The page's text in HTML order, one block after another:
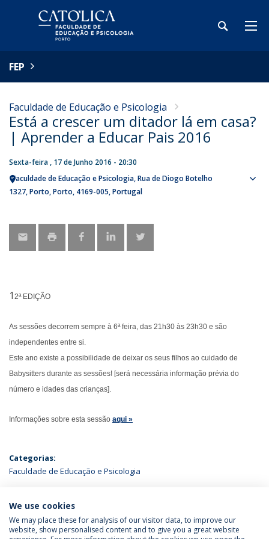
FEP
Faculdade de Educação e Psicologia
Está a crescer um ditador lá em casa?
| Aprender a Educar Pais 2016
Sexta-feira , 17 de Junho 2016 - 20:30
Faculdade de Educação e Psicologia Rua de Diogo Botelho
1327 Porto Porto 4169-005 Portugal
1 2ª EDIÇÃO
As sessões decorrem sempre à 6ª feira, das 21h30 às 23h30 e são
independentes entre si.
Este ano existe a possibilidade de deixar os seus filhos ao cuidado de
Babysitters durante as sessões! [será necessária informação prévia do
número e idades das crianças].
Informações sobre esta sessão aqui »
Categorias:
Faculdade de Educação e Psicologia
ÚLTIMAS NOTÍCIAS
We use cookies
We may place these for analysis of our visitor data, to improve our
website, show personalised content and to give you a great website